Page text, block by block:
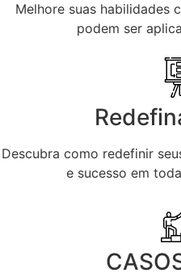
Melhore suas habilidades
podem ser
Descubra como redefinir
e sucesso em